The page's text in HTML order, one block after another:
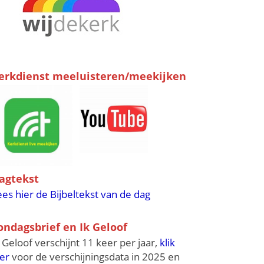
meeluisteren/meekijken
hier de Bijbeltekst van de dag
en Ik Geloof
Geloof verschijnt 11 keer per jaar, klik
voor de verschijningsdata in 2025 en